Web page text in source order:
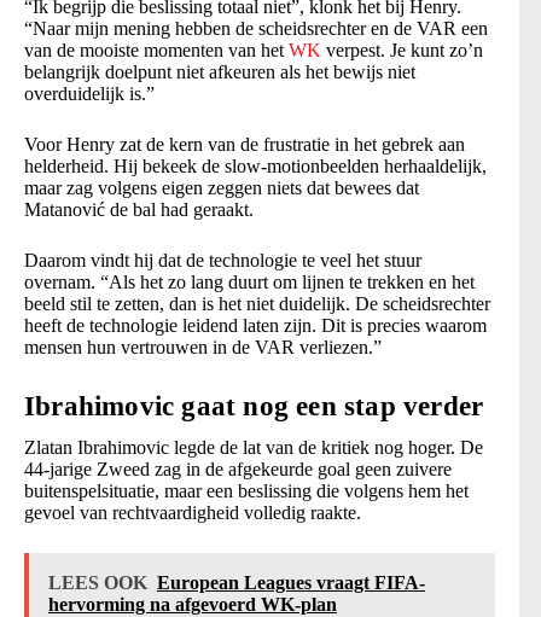
“Ik begrijp die beslissing totaal niet”, klonk het bij Henry.
“Naar mijn mening hebben de scheidsrechter en de VAR een
van de mooiste momenten van het WK verpest. Je kunt zo’n
belangrijk doelpunt niet afkeuren als het bewijs niet
overduidelijk is.”
Voor Henry zat de kern van de frustratie in het gebrek aan
helderheid. Hij bekeek de slow-motionbeelden herhaaldelijk,
maar zag volgens eigen zeggen niets dat bewees dat
Matanović de bal had geraakt.
Daarom vindt hij dat de technologie te veel het stuur
overnam. “Als het zo lang duurt om lijnen te trekken en het
beeld stil te zetten, dan is het niet duidelijk. De scheidsrechter
heeft de technologie leidend laten zijn. Dit is precies waarom
mensen hun vertrouwen in de VAR verliezen.”
Ibrahimovic gaat nog een stap verder
Zlatan Ibrahimovic legde de lat van de kritiek nog hoger. De
44-jarige Zweed zag in de afgekeurde goal geen zuivere
buitenspelsituatie, maar een beslissing die volgens hem het
gevoel van rechtvaardigheid volledig raakte.
LEES OOK European Leagues vraagt FIFA-
hervorming na afgevoerd WK-plan